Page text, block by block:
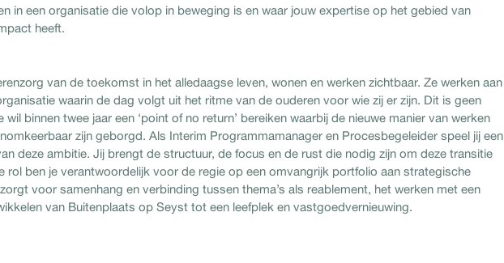
in een organisatie die volop in beweging is en waar jouw expertise op het gebied van
heeft.
van de toekomst in het alledaagse leven, wonen en werken zichtbaar. Ze werken aan
waarin de dag volgt uit het ritme van de ouderen voor wie zij er zijn. Dit is geen
binnen twee jaar een ‘point of no return’ bereiken waarbij de nieuwe manier van werken
zijn geborgd. Als Interim Programmamanager en Procesbegeleider speel jij een
deze ambitie. Jij brengt de structuur, de focus en de rust die nodig zijn om deze transitie
rol ben je verantwoordelijk voor de regie op een omvangrijk portfolio aan strategische
voor samenhang en verbinding tussen thema’s als reablement, het werken met een
van Buitenplaats op Seyst tot een leefplek en vastgoedvernieuwing.